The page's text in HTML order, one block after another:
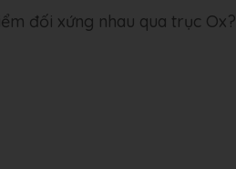
đối xứng nhau qua trục Ox?